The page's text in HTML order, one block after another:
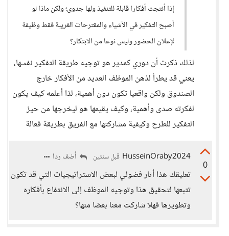
إذا أنتجت أفكارا قابلة للتنفيذ ولها جدوى؛ ولكن ماذا لو
أصبح التفكير في الأشياء والمقترحات الغريبة فقط وظيفة
لإعلان الحضور وليس نوعا من الابتكار؟
لذلك ذكرت أن دوري كمدير هو توجيه طريقة التفكير نفسها،
يعني قد يطرأ لذهن الموظف العديد من الأفكار خارج
الصندوق ولكن واقعيا تكون دون أهمية، لذا أعلمه كيف يكون
لفكرته صدى وأهمية، وكيف يقيمها هو ليخرجها من حيز
التفكير للطرح وكيفية مشاركتها مع الفريق بطريقة فعالة
0
HusseinOraby2024 قبل سنتين أضف ردا
تعليقك هذا أثار فضولي لبعض الاستراتيجيات التي قد تكون
تتبعها لتحقيق هذا وتوجيه الموظف إلى الانتفاع بأفكاره
وتطويرها فهلا شاركت معنا بعضا منها؟